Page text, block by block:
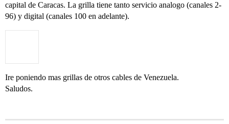
capital de Caracas. La grilla tiene tanto servicio analogo (canales 2-
96) y digital (canales 100 en adelante).
Ire poniendo mas grillas de otros cables de Venezuela.
Saludos.